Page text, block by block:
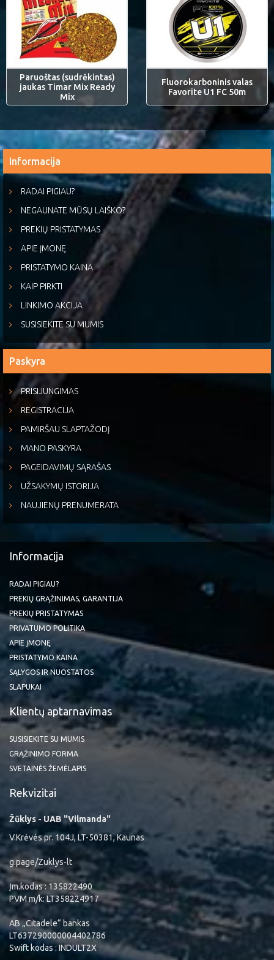
Paruoštas (sudrėkintas)
jaukas Timar Mix Ready
Mix
Fluorokarboninis valas
Favorite U1 FC 50m
Informacija
RADAI PIGIAU?
NEGAUNATE MŪSŲ LAIŠKO?
PREKIŲ PRISTATYMAS
APIE ĮMONĘ
PRISTATYMO KAINA
KAIP PIRKTI
LINKIMO AKCIJA
SUSISIEKITE SU MUMIS
Paskyra
PRISIJUNGIMAS
REGISTRACIJA
PAMIRŠAU SLAPTAŽODĮ
MANO PASKYRA
PAGEIDAVIMŲ SĄRAŠAS
UŽSAKYMŲ ISTORIJA
NAUJIENŲ PRENUMERATA
Informacija
RADAI PIGIAU?
PREKIŲ GRĄŽINIMAS, GARANTIJA
PREKIŲ PRISTATYMAS
PRIVATUMO POLITIKA
APIE ĮMONĘ
PRISTATYMO KAINA
SĄLYGOS IR NUOSTATOS
SLAPUKAI
Klientų aptarnavimas
SUSISIEKITE SU MUMIS
GRĄŽINIMO FORMA
SVETAINĖS ŽEMĖLAPIS
Rekvizitai
Žūklys - UAB "Vilmanda"
V.Krėvės pr. 104J, LT-50381, Kaunas
g.page/Zuklys-lt
Įm.kodas : 135822490
PVM m/k: LT358224917
AB „Citadele“ bankas
LT637290000004402786
Swift kodas : INDULT2X